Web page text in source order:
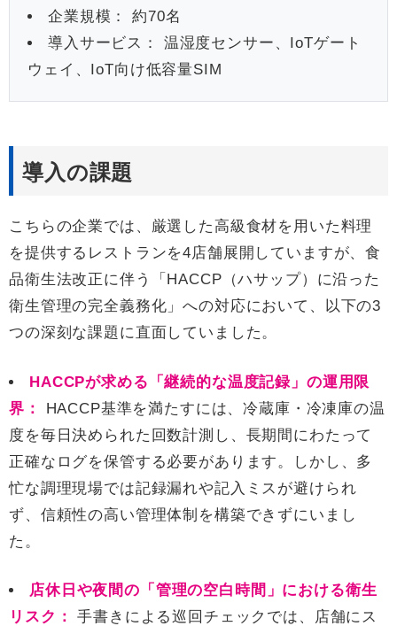
企業規模： 約70名
導入サービス： 温湿度センサー、IoTゲート
ウェイ、IoT向け低容量SIM
導入の課題
こちらの企業では、厳選した高級食材を用いた料理
を提供するレストランを4店舗展開していますが、食
品衛生法改正に伴う「HACCP（ハサップ）に沿った
衛生管理の完全義務化」への対応において、以下の3
つの深刻な課題に直面していました。
HACCPが求める「継続的な温度記録」の運用限
界：
HACCP基準を満たすには、冷蔵庫・冷凍庫の温
度を毎日決められた回数計測し、長期間にわたって
正確なログを保管する必要があります。しかし、多
忙な調理現場では記録漏れや記入ミスが避けられ
ず、信頼性の高い管理体制を構築できずにいまし
た。
店休日や夜間の「管理の空白時間」における衛生
リスク：
手書きによる巡回チェックでは、店舗にス